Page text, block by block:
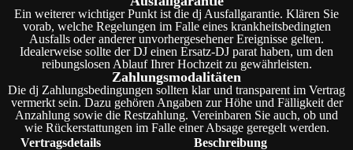
Ein weiterer wichtiger Punkt ist die dj Ausfallgarantie. Klären Sie
vorab, welche Regelungen im Falle eines krankheitsbedingten
Ausfalls oder anderer unvorhergesehener Ereignisse gelten.
Idealerweise sollte der DJ einen Ersatz-DJ parat haben, um den
reibungslosen Ablauf Ihrer Hochzeit zu gewährleisten.
Zahlungsmodalitäten
Die dj Zahlungsbedingungen sollten klar und transparent im Vertrag
vermerkt sein. Dazu gehören Angaben zur Höhe und Fälligkeit der
Anzahlung sowie die Restzahlung. Vereinbaren Sie auch, ob und
wie Rückerstattungen im Falle einer Absage geregelt werden.
Vertragsdetails
Beschreibung